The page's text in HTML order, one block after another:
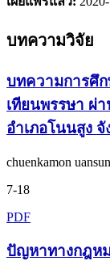
บทความวิจัย
บทความการศึ
เทียนพรรษา ผ่
อำเภอโนนสูง
chuenkamon
7-18
PDF
ปัญหาทางกฎห